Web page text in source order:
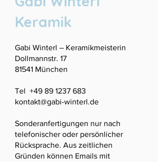
ausschließlich lebensmittelechte Glasu
ren.
Keramik
Gabi Winterl – Keramikmeisterin
Dollmannstr. 17
81541 München
Tel +49 89 1237 683
kontakt@gabi-winterl.de
Sonderanfertigungen nur nach
telefonischer oder persönlicher
Rücksprache. Aus zeitlichen
Gründen können Emails mit